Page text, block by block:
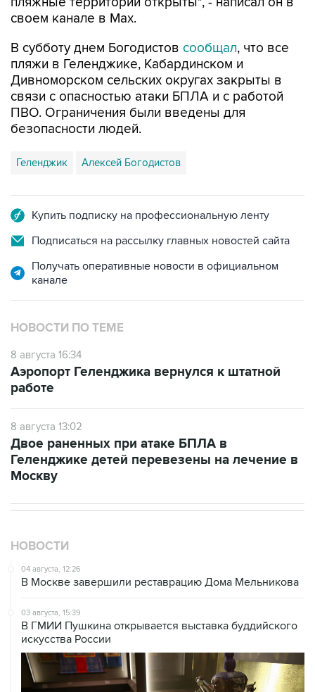
своем канале в Max.
В субботу днем Богодистов сообщал, что все
пляжи в Геленджике, Кабардинском и
Дивноморском сельских округах закрыты в
связи с опасностью атаки БПЛА и с работой
ПВО. Ограничения были введены для
безопасности людей.
Геленджик Алексей Богодистов
Купить подписку на профессиональную ленту
Подписаться на рассылку главных новостей сайта
Получать оперативные новости в официальном
канале
НОВОСТИ ПО ТЕМЕ
8 августа 16:34
Аэропорт Геленджика вернулся к штатной
работе
8 августа 13:02
Двое раненных при атаке БПЛА в
Геленджике детей перевезены на лечение в
Москву
НОВОСТИ
04 августа, 12:26
В Москве завершили реставрацию Дома Мельникова
03 августа, 15:39
В ГМИИ Пушкина открывается выставка буддийского
искусства России